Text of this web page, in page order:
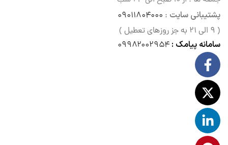
پشتیبانی سایت : ۰۹۰۱۱۸۰۴۰۰۰
( ۹ الی ۲۱ به جز روزهای تعطیل )
سامانه پیامک : ۰۹۹۸۲۰۰۲۹۵۴